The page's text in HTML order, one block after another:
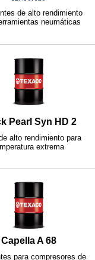
de alto rendimiento
neumáticas
Pearl Syn HD 2
alto rendimiento para
extrema
Capella A 68
para compresores de